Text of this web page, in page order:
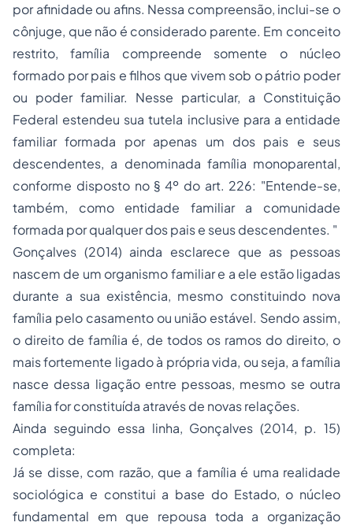
por afinidade ou afins. Nessa compreensão, inclui-se o
cônjuge, que não é considerado parente. Em conceito
restrito, família compreende somente o núcleo
formado por pais e filhos que vivem sob o pátrio poder
ou poder familiar. Nesse particular, a Constituição
Federal estendeu sua tutela inclusive para a entidade
familiar formada por apenas um dos pais e seus
descendentes, a denominada família monoparental,
conforme disposto no § 4º do art. 226: "Entende-se,
também, como entidade familiar a comunidade
formada por qualquer dos pais e seus descendentes. "
Gonçalves (2014) ainda esclarece que as pessoas
nascem de um organismo familiar e a ele estão ligadas
durante a sua existência, mesmo constituindo nova
família pelo casamento ou união estável. Sendo assim,
o direito de família é, de todos os ramos do direito, o
mais fortemente ligado à própria vida, ou seja, a família
nasce dessa ligação entre pessoas, mesmo se outra
família for constituída através de novas relações.
Ainda seguindo essa linha, Gonçalves (2014, p. 15)
completa:
Já se disse, com razão, que a família é uma realidade
sociológica e constitui a base do Estado, o núcleo
fundamental em que repousa toda a organização